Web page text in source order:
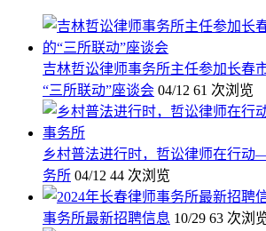
吉林哲讼律师事务所主任参加长春
“三所联动”座谈会 04/12 61 次浏览
乡村普法进行时，哲讼律师在行
务所 04/12 44 次浏览
事务所最新招聘信息 10/29 63 次浏